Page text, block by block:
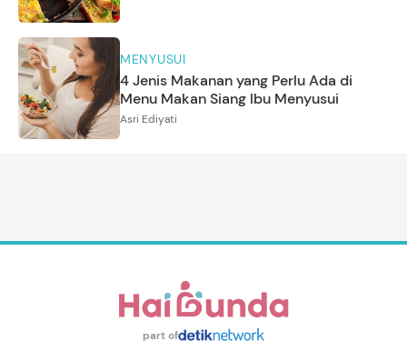
MENYUSUI
4 Jenis Makanan yang Perlu Ada di
Menu Makan Siang Ibu Menyusui
Asri Ediyati
part of